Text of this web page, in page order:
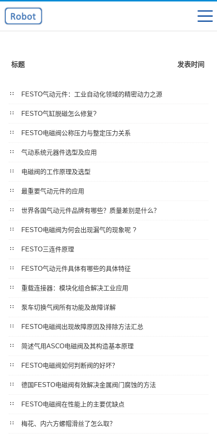
标题 发表时间
FESTO气动元件：工业自动化领域的精密动力之源
FESTO气缸脱磁怎么修复?
FESTO电磁阀公称压力与整定压力关系
气动系统元器件选型及应用
电磁阀的工作原理及选型
最重要气动元件的应用
世界各国气动元件品牌有哪些？质量差别是什么？
FESTO电磁阀为何会出现漏气的现象呢 ?
FESTO三连件原理
FESTO气动元件具体有哪些的具体特征
重载连接器：模块化组合解决工业应用
泵车切换气阀所有功能及故障详解
FESTO电磁阀出现故障原因及排除方法汇总
简述气用ASCO电磁阀及其构造基本原理
FESTO电磁阀如何判断阀的好坏？
德国FESTO电磁阀有效解决金属阀门腐蚀的方法
FESTO电磁阀在性能上的主要优缺点
梅花、内六方螺帽滑丝了怎么取？